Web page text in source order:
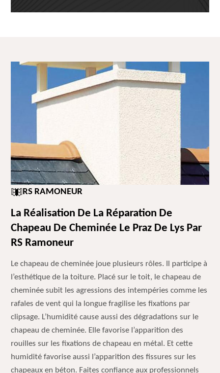
RS RAMONEUR
La Réalisation De La Réparation De
Chapeau De Cheminée Le Praz De Lys Par
RS Ramoneur
Le chapeau de cheminée joue plusieurs rôles. Il participe à
l’esthétique de la toiture. Placé sur le toit, le chapeau de
cheminée subit les agressions des intempéries comme les
rafales de vent qui la longue fragilise les fixations par
clipsage. L’humidité cause aussi des dégradations sur le
chapeau de cheminée. Elle favorise l’apparition des
rouilles sur les fixations de chapeau en métal. Et cette
humidité favorise aussi l’apparition des fissures sur les
chapeaux en béton. Faites confiance aux professionnels